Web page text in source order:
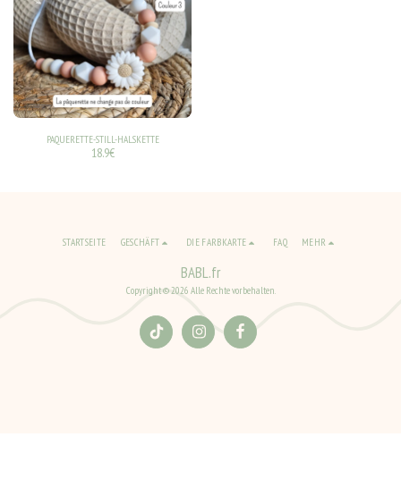
PAQUERETTE-STILL-HALSKETTE
18.9€
BABL.fr
Copyright © 2026 Alle Rechte vorbehalten.
STARTSEITE GESCHÄFT DIE FARBKARTE FAQ MEHR